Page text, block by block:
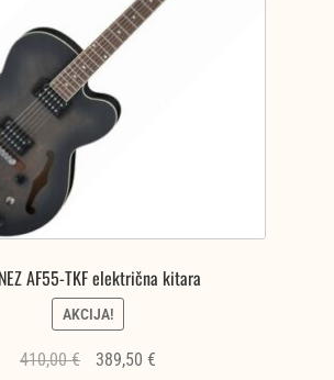
AF55-TKF električna kitara
AKCIJA!
410,00€
Izvirna
389,50 €Trenutna